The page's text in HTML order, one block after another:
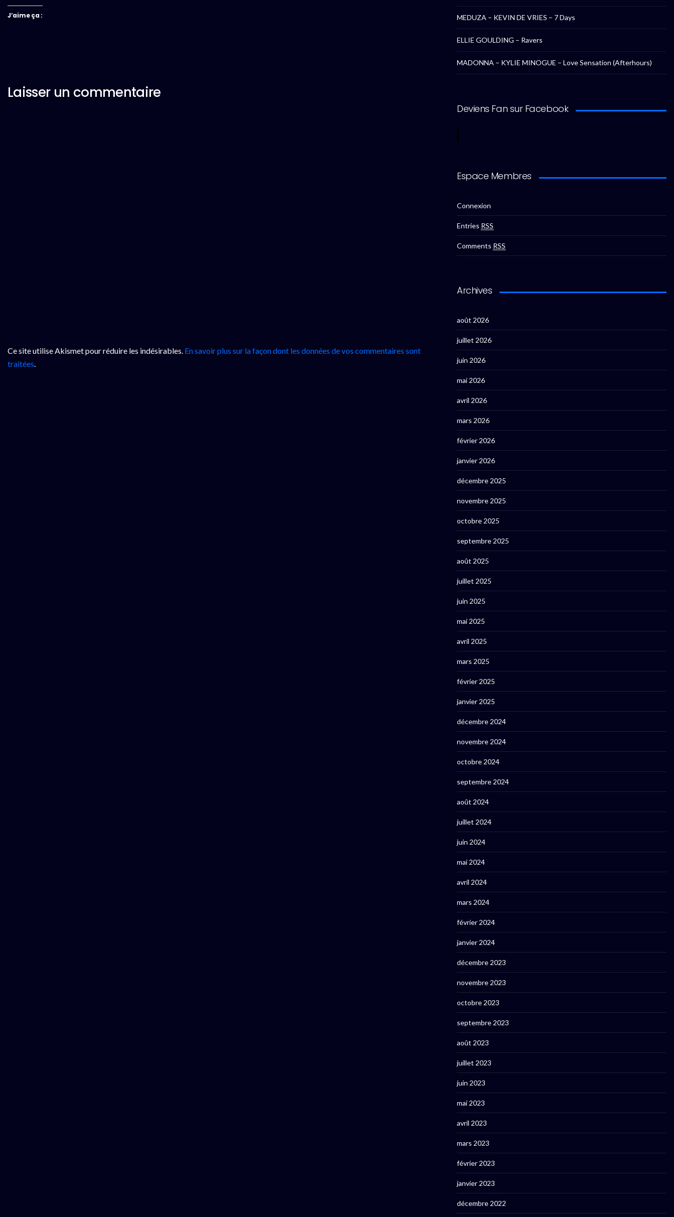
J’aime ça :
Laisser un commentaire
Ce site utilise Akismet pour réduire les indésirables. En savoir plus sur la façon dont les données de vos commentaires sont
traitées.
MEDUZA – KEVIN DE VRIES – 7 Days
ELLIE GOULDING – Ravers
MADONNA – KYLIE MINOGUE – Love Sensation (Afterhours)
Deviens Fan sur Facebook
Espace Membres
Connexion
Entries RSS
Comments RSS
Archives
août 2026
juillet 2026
juin 2026
mai 2026
avril 2026
mars 2026
février 2026
janvier 2026
décembre 2025
novembre 2025
octobre 2025
septembre 2025
août 2025
juillet 2025
juin 2025
mai 2025
avril 2025
mars 2025
février 2025
janvier 2025
décembre 2024
novembre 2024
octobre 2024
septembre 2024
août 2024
juillet 2024
juin 2024
mai 2024
avril 2024
mars 2024
février 2024
janvier 2024
décembre 2023
novembre 2023
octobre 2023
septembre 2023
août 2023
juillet 2023
juin 2023
mai 2023
avril 2023
mars 2023
février 2023
janvier 2023
décembre 2022